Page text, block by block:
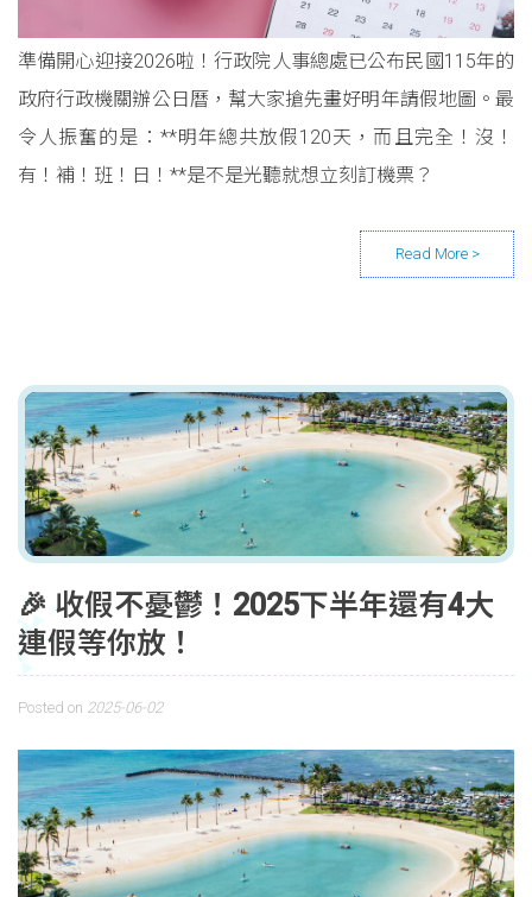
準備開心迎接2026啦！行政院人事總處已公布民國115年的
政府行政機關辦公日曆，幫大家搶先畫好明年請假地圖。最
令人振奮的是：**明年總共放假120天，而且完全！沒！
有！補！班！日！**是不是光聽就想立刻訂機票？
🎉 收假不憂鬱！2025下半年還有4大
連假等你放！
Posted on 2025-06-02